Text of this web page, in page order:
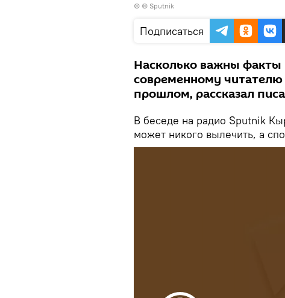
© © Sputnik
Подписаться
Насколько важны факты
современному
прошлом, рассказал
В беседе на радио Sputnik
может никого вылечить, а